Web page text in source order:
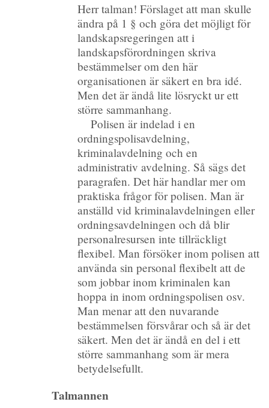
Herr talman! Förslaget att man skulle
ändra på 1 § och göra det möjligt för
landskapsregeringen att i
landskapsförordningen skriva
bestämmelser om den här
organisationen är säkert en bra idé.
Men det är ändå lite lösryckt ur ett
större sammanhang.
Polisen är indelad i en
ordningspolisavdelning,
kriminalavdelning och en
administrativ avdelning. Så sägs det
paragrafen. Det här handlar mer om
praktiska frågor för polisen. Man är
anställd vid kriminalavdelningen eller
ordningsavdelningen och då blir
personalresursen inte tillräckligt
flexibel. Man försöker inom polisen att
använda sin personal flexibelt att de
som jobbar inom kriminalen kan
hoppa in inom ordningspolisen osv.
Man menar att den nuvarande
bestämmelsen försvårar och så är det
säkert. Men det är ändå en del i ett
större sammanhang som är mera
betydelsefullt.
Talmannen